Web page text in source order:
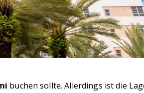
buchen sollte. Allerdings ist die